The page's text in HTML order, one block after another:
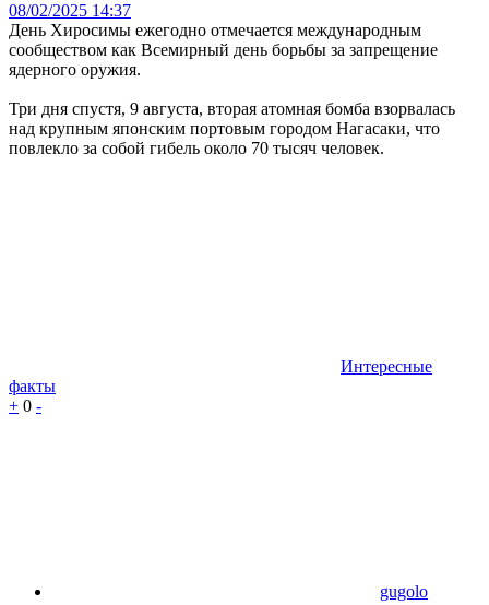
08/02/2025 14:37
День Хиросимы ежегодно отмечается международным
сообществом как Всемирный день борьбы за запрещение
ядерного оружия.
Три дня спустя, 9 августа, вторая атомная бомба взорвалась
над крупным японским портовым городом Нагасаки, что
повлекло за собой гибель около 70 тысяч человек.
Интересные
факты
+ 0 -
gugolo